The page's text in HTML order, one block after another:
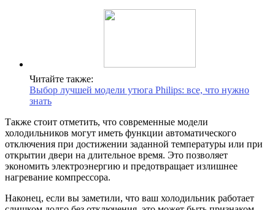
Читайте также:
Выбор лучшей модели утюга Philips: все, что нужно
знать
Также стоит отметить, что современные модели
холодильников могут иметь функции автоматического
отключения при достижении заданной температуры или при
открытии двери на длительное время. Это позволяет
экономить электроэнергию и предотвращает излишнее
нагревание компрессора.
Наконец, если вы заметили, что ваш холодильник работает